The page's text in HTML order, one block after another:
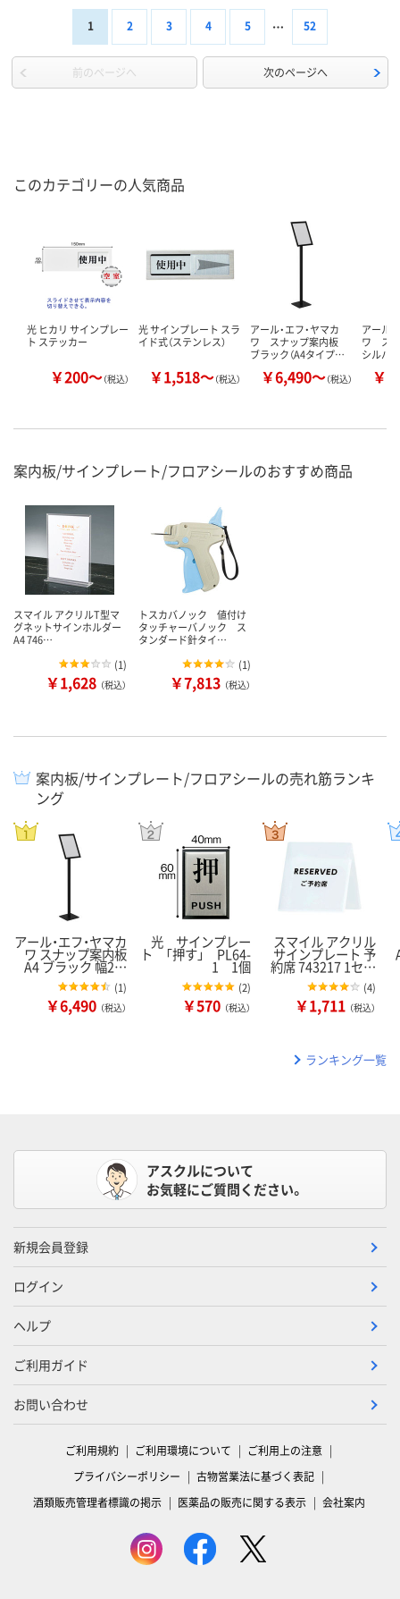
1 2 3 4 5 52
前のページへ 次のページへ
このカテゴリーの人気商品
光 ヒカリ サインプレー
ト ステッカー
￥200～（税込）
光 サインプレート スラ
イド式（ステンレス）
￥1,518～（税込）
アール・エフ・ヤマカ
ワ スナップ案内板
ブラック（A4タイプ…
￥6,490～（税込）
アール
ワ ス
シルバ
￥
案内板/サインプレート/フロアシールのおすすめ商品
スマイル アクリルT型マ
グネットサインホルダー
A4 746…
(1)
￥1,628 （税込）
トスカバノック 値付け
タッチャーバノック ス
タンダード針タイ…
(1)
￥7,813 （税込）
案内板/サインプレート/フロアシールの売れ筋ランキ
ング
アール・エフ・ヤマカ
ワ スナップ案内板
A4 ブラック 幅2…
(1)
￥6,490 （税込）
光 サインプレー
ト 「押す」 PL64-
1 1個
(2)
￥570 （税込）
スマイル アクリル
サインプレート 予
約席 743217 1セ…
(4)
￥1,711 （税込）
ランキング一覧
アスクルについて
お気軽にご質問ください。
新規会員登録
ログイン
ヘルプ
ご利用ガイド
お問い合わせ
ご利用規約 ご利用環境について
ご利用上の注意
プライバシーポリシー
古物営業法に基づく表記
酒類販売管理者標識の掲示
医薬品の販売に関する表示 会社案内